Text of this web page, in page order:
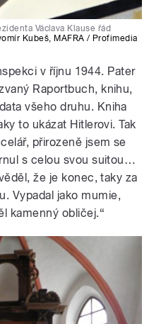
Václava Klause řád
Kubeš ,MAFRA / Profimedia
v říjnu 1944. Pater
Raportbuch, knihu,
všeho druhu. Kniha
to ukázat Hitlerovi. Tak
přirozeně jsem se
s celou svou suitou…
že je konec, taky za
Vypadal jako mumie,
kamenný obličej.“